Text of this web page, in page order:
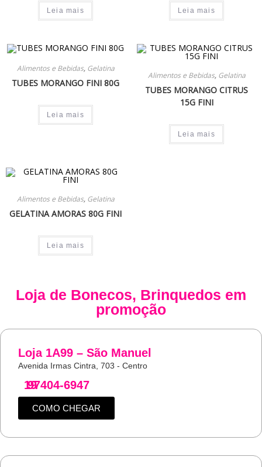
Leia mais Leia mais
Alimentos e Bebidas, Gelatina
TUBES MORANGO FINI 80G
Leia mais
Alimentos e Bebidas, Gelatina
TUBES MORANGO CITRUS
15G FINI
Leia mais
Alimentos e Bebidas, Gelatina
GELATINA AMORAS 80G FINI
Leia mais
Loja de Bonecos, Brinquedos em
promoção
Loja 1A99 – São Manuel
Avenida Irmas Cintra, 703 - Centro
19
97404-6947
COMO CHEGAR